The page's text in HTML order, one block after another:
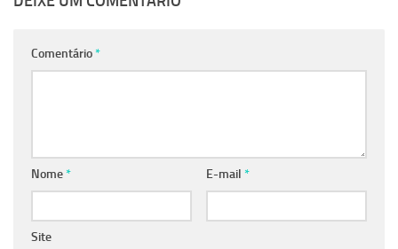
Comentário*
Nome* E-mail *
Site